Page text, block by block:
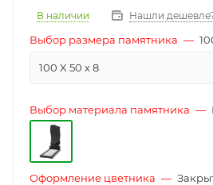
В наличии Нашли
Выбор размера памятника —
100 X 50 x 8
Выбор материала памятника —
Оформление цветника —